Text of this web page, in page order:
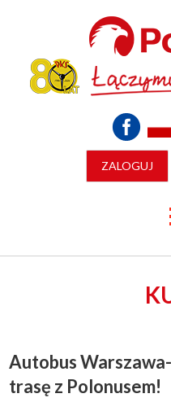
ZALOGUJ
Autobus
trasę z Polonusem!